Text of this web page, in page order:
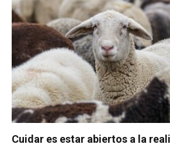
Cuidar es estar abiertos a la